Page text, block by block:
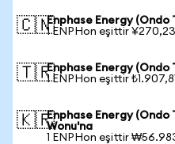
🇨🇳Enphase Energy (Ondo
1 ENPHon eşittir ¥270,23
🇹🇷Enphase Energy (Ondo
1 ENPHon eşittir ₺1.907,81
🇰🇷Enphase Energy (Ondo
Wonu'na
1 ENPHon eşittir